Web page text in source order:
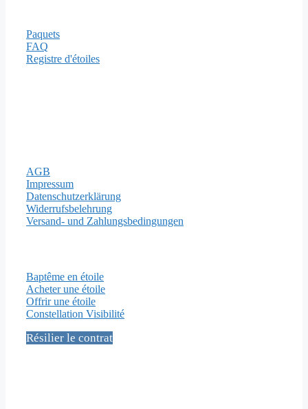
Paquets
FAQ
Registre d'étoiles
AGB
Impressum
Datenschutzerklärung
Widerrufsbelehrung
Versand- und Zahlungsbedingungen
Baptême en étoile
Acheter une étoile
Offrir une étoile
Constellation Visibilité
Résilier le contrat